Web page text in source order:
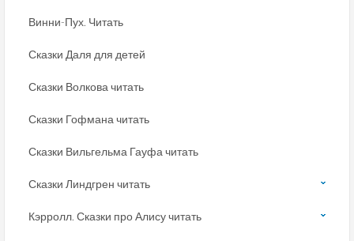
Винни-Пух. Читать
Сказки Даля для детей
Сказки Волкова читать
Сказки Гофмана читать
Сказки Вильгельма Гауфа читать
Сказки Линдгрен читать
Кэрролл. Сказки про Алису читать